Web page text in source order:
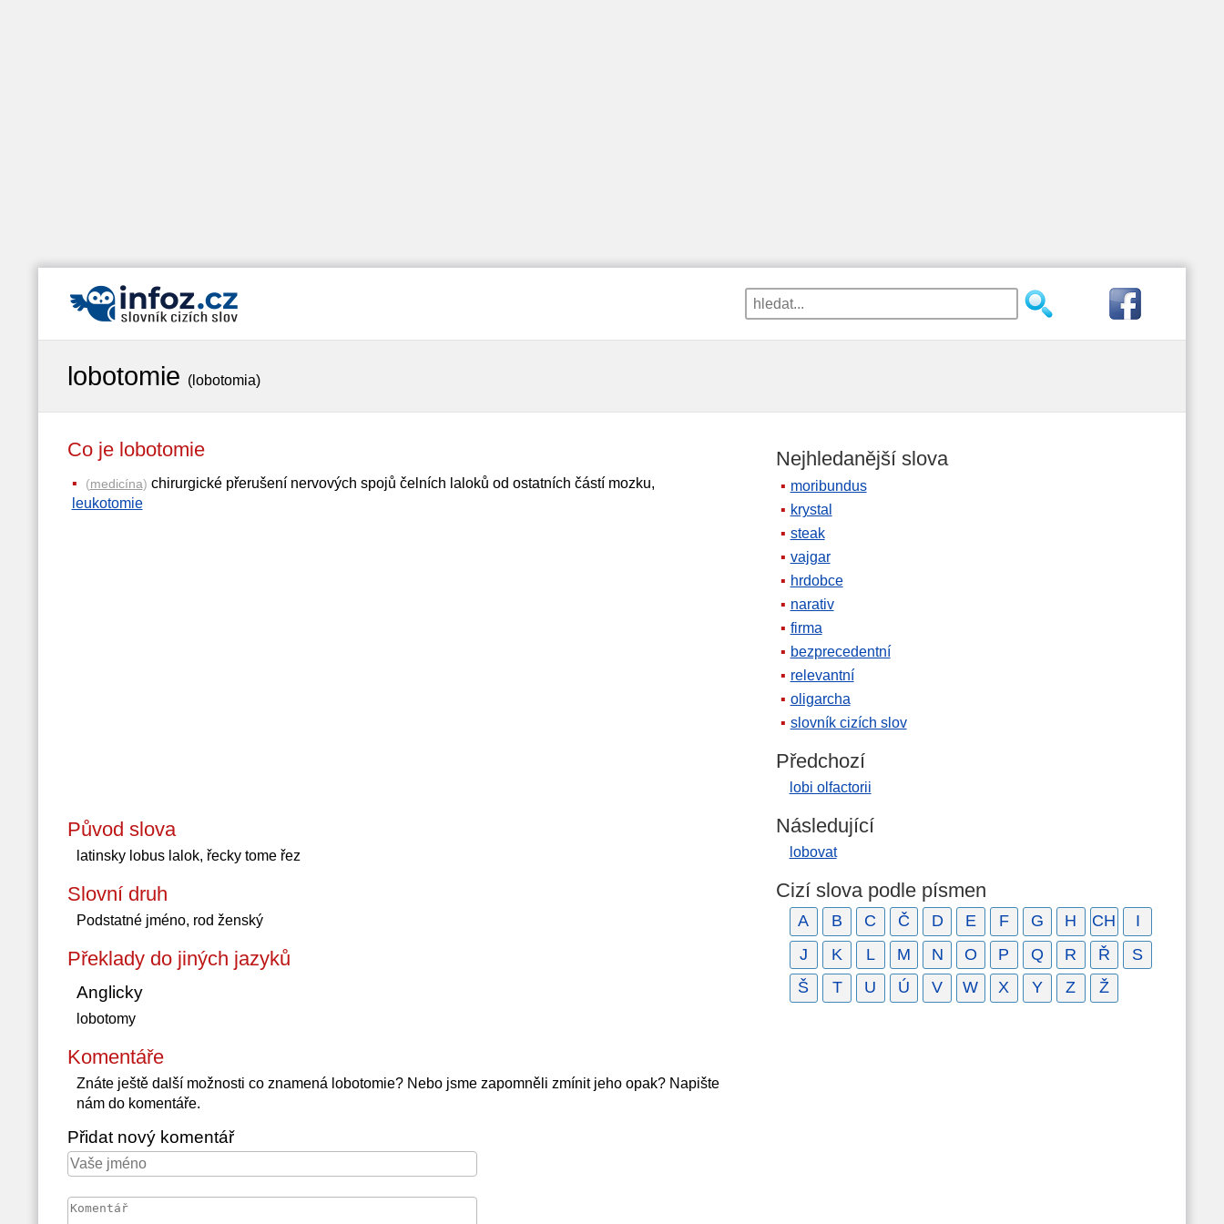
lobotomie (lobotomia)
Co je lobotomie
(medicína) chirurgické přerušení nervových spojů čelních laloků od ostatních částí mozku,
leukotomie
Původ slova
latinsky lobus lalok, řecky tome řez
Slovní druh
Podstatné jméno, rod ženský
Překlady do jiných jazyků
Anglicky
lobotomy
Komentáře
Znáte ještě další možnosti co znamená lobotomie? Nebo jsme zapomněli zmínit jeho opak? Napište
nám do komentáře.
Přidat nový komentář
Nejhledanější slova
moribundus
krystal
steak
vajgar
hrdobce
narativ
firma
bezprecedentní
relevantní
oligarcha
slovník cizích slov
Předchozí
lobi olfactorii
Následující
lobovat
Cizí slova podle písmen
A B C Č D E F G H CH
I
J
K L M N O P Q R Ř
S
Š
T U Ú V W X Y Z Ž